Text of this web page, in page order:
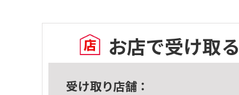
お店で受け取る
受け取り店舗：